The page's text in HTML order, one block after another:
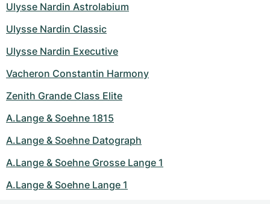
Ulysse Nardin Astrolabium
Ulysse Nardin Classic
Ulysse Nardin Executive
Vacheron Constantin Harmony
Zenith Grande Class Elite
A.Lange & Soehne 1815
A.Lange & Soehne Datograph
A.Lange & Soehne Grosse Lange 1
A.Lange & Soehne Lange 1